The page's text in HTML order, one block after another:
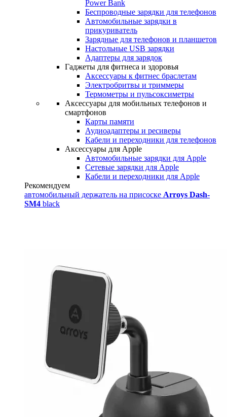
Power Bank
Беспроводные зарядки для телефонов
Автомобильные зарядки в
прикуриватель
Зарядные для телефонов и планшетов
Настольные USB зарядки
Адаптеры для зарядок
Гаджеты для фитнеса и здоровья
Аксессуары к фитнес браслетам
Электробритвы и триммеры
Термометры и пульсоксиметры
Аксессуары для мобильных телефонов и
смартфонов
Карты памяти
Аудиоадаптеры и ресиверы
Кабели и переходники для телефонов
Аксессуары для Apple
Автомобильные зарядки для Apple
Сетевые зарядки для Apple
Кабели и переходники для Apple
Рекомендуем
автомобильный держатель на присоске Arroys Dash-
SM4 black